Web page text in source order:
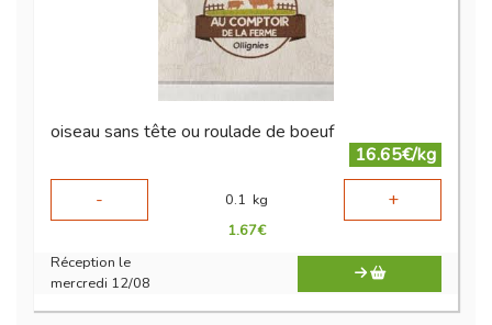
oiseau sans tête ou roulade de boeuf
16.65€/kg
-
0.1 kg +
1.67€
Réception le
mercredi 12/08